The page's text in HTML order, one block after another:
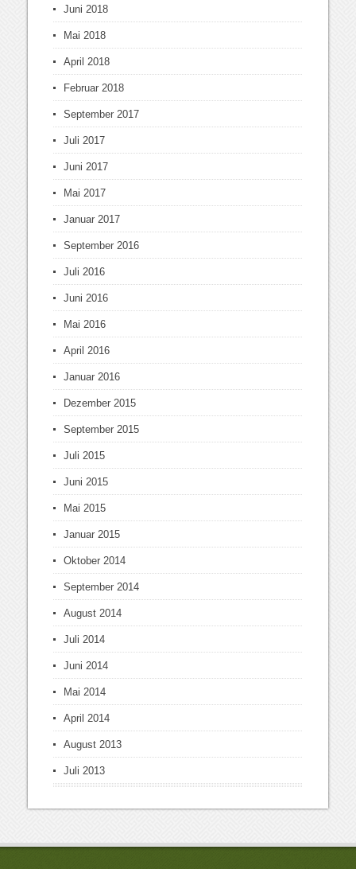
Juni 2018
Mai 2018
April 2018
Februar 2018
September 2017
Juli 2017
Juni 2017
Mai 2017
Januar 2017
September 2016
Juli 2016
Juni 2016
Mai 2016
April 2016
Januar 2016
Dezember 2015
September 2015
Juli 2015
Juni 2015
Mai 2015
Januar 2015
Oktober 2014
September 2014
August 2014
Juli 2014
Juni 2014
Mai 2014
April 2014
August 2013
Juli 2013